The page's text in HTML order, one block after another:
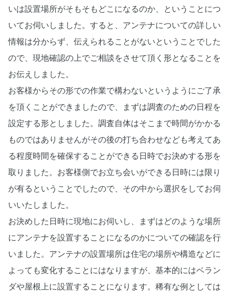
いは設置場所がそもそもどこになるのか、ということにつ
いてお伺いしました。すると、アンテナについての詳しい
情報は分からず、伝えられることがないということでした
ので、現地確認の上でご相談をさせて頂く形となることを
お伝えしました。
お客様からその形での作業で構わないというようにご了承
を頂くことができましたので、まずは調査のための日程を
設定する形としました。調査自体はそこまで時間がかかる
ものではありませんがその後の打ち合わせなども考えてあ
る程度時間を確保することができる日時でお決めする形を
取りました。お客様側でお立ち会いができる日時には限り
が有るということでしたので、その中から選択をしてお伺
いいたしました。
お決めした日時に現地にお伺いし、まずはどのような場所
にアンテナを設置することになるのかについての確認を行
いました。アンテナの設置場所は住宅の場所や構造などに
よっても変化することにはなりますが、基本的にはベラン
ダや屋根上に設置することになります。稀有な例としては